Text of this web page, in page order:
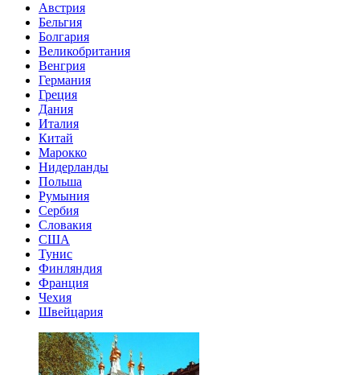
Австрия
Бельгия
Болгария
Великобритания
Венгрия
Германия
Греция
Дания
Италия
Китай
Марокко
Нидерланды
Польша
Румыния
Сербия
Словакия
США
Тунис
Финляндия
Франция
Чехия
Швейцария